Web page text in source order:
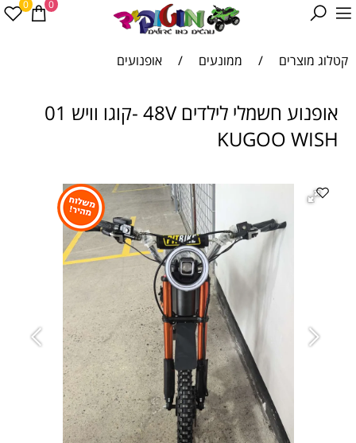
0 0
קטלוג מוצרים / ממונעים / אופנועים
אופנוע חשמלי לילדים 48V -קוגו וויש 01
KUGOO WISH